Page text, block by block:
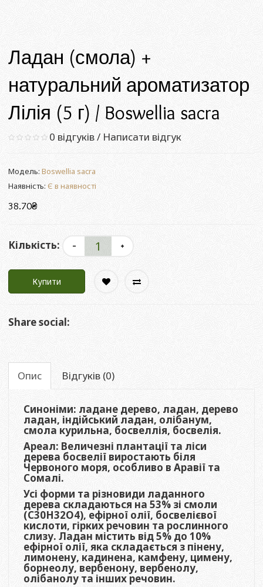
Ладан (смола) +
натуральний ароматизатор
Лілія (5 г) / Boswellia sacra
0 відгуків/ Написати відгук
Модель: Boswellia sacra
Наявність: Є в наявності
38.70₴
Кількість:
Купити
Share social:
Опис Відгуків (0)
Синоніми: ладане дерево, ладан, дерево
ладан, індійський ладан, олібанум,
смола курильна, босвеллія, босвелія.
Ареал: Величезні плантації та ліси
дерева босвелії виростають біля
Червоного моря, особливо в Аравії та
Сомалі.
Усі форми та різновиди ладанного
дерева складаються на 53% зі смоли
(C30H32O4), ефірної олії, босвелієвої
кислоти, гірких речовин та рослинного
слизу. Ладан містить від 5% до 10%
ефірної олії, яка складається з пінену,
лимонену, кадинена, камфену, цимену,
борнеолу, вербенону, вербенолу,
олібанолу та інших речовин.